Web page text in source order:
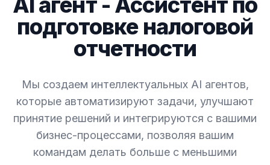
подготовке налоговой
отчетности
Мы создаем интеллектуальных AI агентов,
которые автоматизируют задачи, улучшают
принятие решений и интегрируются с вашими
бизнес-процессами, позволяя вашим
командам делать больше с меньшими